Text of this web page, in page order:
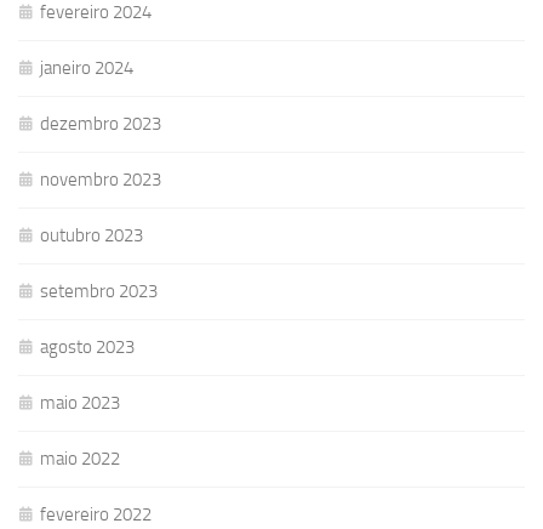
fevereiro 2024
janeiro 2024
dezembro 2023
novembro 2023
outubro 2023
setembro 2023
agosto 2023
maio 2023
maio 2022
fevereiro 2022